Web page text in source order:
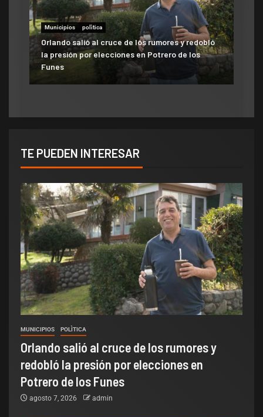
Municipios polìtica
Orlando salió al cruce de los rumores y redobló
la presión por elecciones en Potrero de los
Funes
Municipios
ATE salió con los tapones de punta contra el
aumento del 10% que otorgó la Municipalidad:
«Consolida salarios de pobreza»
TE PUEDEN INTERESAR
MUNICIPIOS POLÌTICA
Orlando salió al cruce de los rumores y
redobló la presión por elecciones en
Potrero de los Funes
agosto 7, 2026 admin